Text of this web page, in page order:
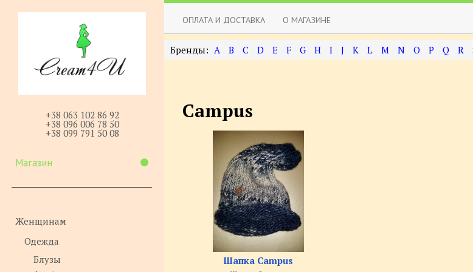
+38 063 102 86 92
+38 096 006 78 50
+38 099 791 50 08
Магазин
Женщинам
Одежда
Блузы
ОПЛАТА И ДОСТАВКА О МАГАЗИНЕ
A B C D E F G H I J K L M N O P Q R
Campus
Шапка Campus